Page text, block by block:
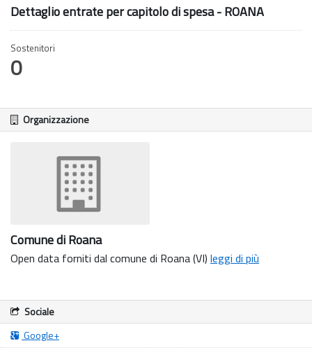
Dettaglio entrate per capitolo di spesa - ROANA
Sostenitori
0
Organizzazione
Comune di Roana
Open data forniti dal comune di Roana (VI) leggi di più
Sociale
Google+